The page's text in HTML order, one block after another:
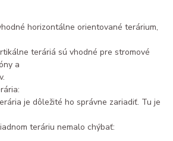
horizontálne orientované terárium,
teráriá sú vhodné pre stromové
a
je dôležité ho správne zariadiť. Tu je
teráriu nemalo chýbať: